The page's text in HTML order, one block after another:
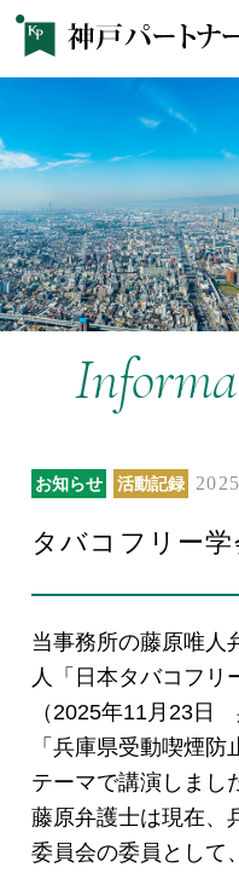
事務所のご案内
15のフィロソフィー
取扱い分野
ご相談の流れ・料金
お知らせ 活動記録
タバコフリー
当事務所の藤原唯人
人「​日本タバコフリ
（2025年11月23日
「兵庫県受動喫煙
テーマで講演しまし
藤原弁護士は現在、
委員会の委員として